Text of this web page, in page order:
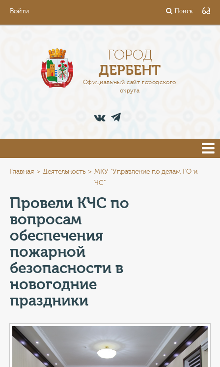
Войти Поиск
ГОРОД
ДЕРБЕНТ
Официальный сайт городского
округа
АДМИНИСТРАЦИЯ
ПРЕСС-ЦЕНТР
ТУРИСТАМ
КОНТАКТЫ
ГЕРОИ Z
КАТАЛОГ УСЛУГ
Главная Деятельность
МКУ "Управление по делам ГО и
ЧС"
Провели КЧС по
вопросам
обеспечения
пожарной
безопасности в
новогодние
праздники